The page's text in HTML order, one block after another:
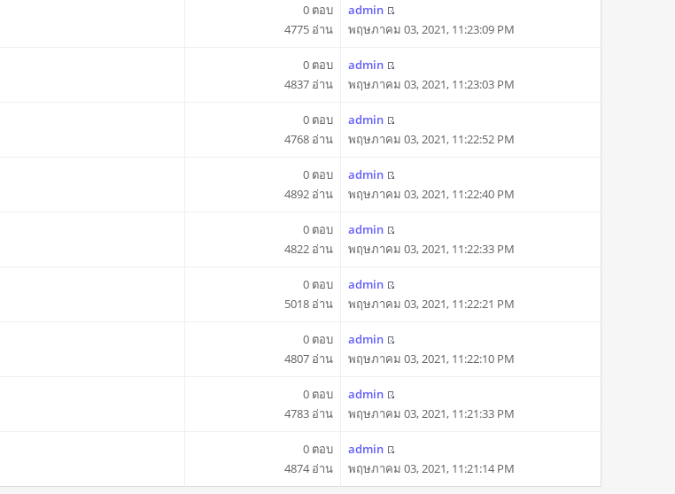
0 ตอบ
4775 อ่าน
admin
พฤษภาคม 03, 2021, 11:23:09 PM
0 ตอบ
4837 อ่าน
admin
พฤษภาคม 03, 2021, 11:23:03 PM
0 ตอบ
4768 อ่าน
admin
พฤษภาคม 03, 2021, 11:22:52 PM
0 ตอบ
4892 อ่าน
admin
พฤษภาคม 03, 2021, 11:22:40 PM
0 ตอบ
4822 อ่าน
admin
พฤษภาคม 03, 2021, 11:22:33 PM
0 ตอบ
5018 อ่าน
admin
พฤษภาคม 03, 2021, 11:22:21 PM
0 ตอบ
4807 อ่าน
admin
พฤษภาคม 03, 2021, 11:22:10 PM
0 ตอบ
4783 อ่าน
admin
พฤษภาคม 03, 2021, 11:21:33 PM
0 ตอบ
4874 อ่าน
admin
พฤษภาคม 03, 2021, 11:21:14 PM